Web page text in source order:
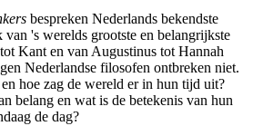
bespreken Nederlands bekendste
's werelds grootste en belangrijkste
Kant en van Augustinus tot Hannah
Nederlandse filosofen ontbreken niet.
hoe zag de wereld er in hun tijd uit?
belang en wat is de betekenis van hun
de dag?